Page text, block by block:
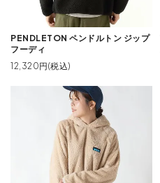
PENDLETON ペンドルトン ジップ
フーディ
12,320円(税込)